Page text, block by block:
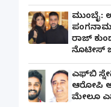
ಮುಂಬೈ:
ರಾಜ್
ನೊಟೀಸ್
ಎಫ್‌ಬಿ
ಆರೋಪಿ
ಮೇಲೂ